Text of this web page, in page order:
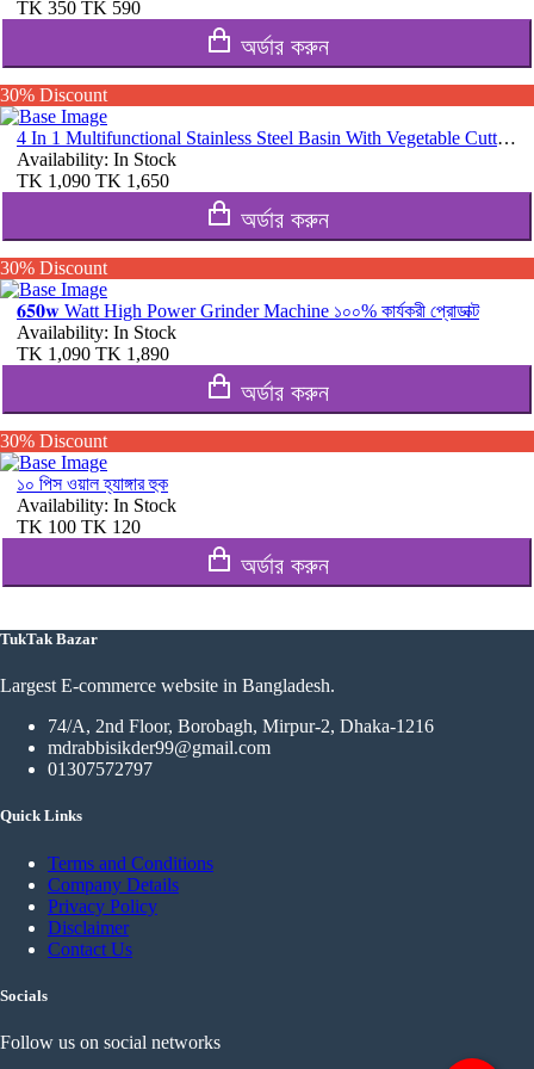
TK 350 TK 590
অর্ডার করুন
30% Discount
4 In 1 Multifunctional Stainless Steel Basin With Vegetable Cutter with Drain Basket
Availability: In Stock
TK 1,090 TK 1,650
অর্ডার করুন
30% Discount
𝟔𝟓𝟎𝐰 Watt High Power Grinder Machine ১০০% কার্যকরী প্রোডাক্ট
Availability: In Stock
TK 1,090 TK 1,890
অর্ডার করুন
30% Discount
১০ পিস ওয়াল হ্যাঙ্গার হুক
Availability: In Stock
TK 100 TK 120
অর্ডার করুন
TukTak Bazar
Largest E-commerce website in Bangladesh.
74/A, 2nd Floor, Borobagh, Mirpur-2, Dhaka-1216
mdrabbisikder99@gmail.com
01307572797
Quick Links
Terms and Conditions
Company Details
Privacy Policy
Disclaimer
Contact Us
Socials
Follow us on social networks